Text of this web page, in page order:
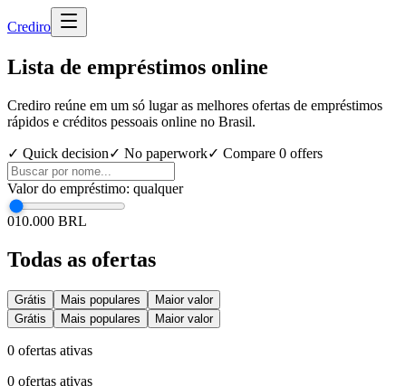
Crediro
Lista de empréstimos online
Crediro reúne em um só lugar as melhores ofertas de empréstimos
rápidos e créditos pessoais online no Brasil.
✓ Quick decision✓ No paperwork✓ Compare 0 offers
Valor do empréstimo: qualquer
010.000 BRL
Todas as ofertas
Grátis Mais populares
Maior valor
Grátis
Mais populares Maior valor
0 ofertas ativas
0 ofertas ativas